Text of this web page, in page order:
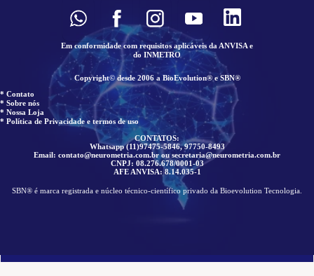
Em conformidade com requisitos aplicáveis da ANVISA e
do INMETRO
Copyright© desde 2006 a BioEvolution® e SBN®
* Contato
* Sobre nós
* Nossa Loja
* Política de Privacidade e termos de uso
CONTATOS:
Whatsapp (11)97475-5846, 97750-8493
Email: contato@neurometria.com.br ou secretaria@neurometria.com.br
CNPJ: 08.276.678/0001-03
AFE ANVISA: 8.14.035-1
SBN® é marca registrada e núcleo técnico-científico privado da Bioevolution Tecnologia.